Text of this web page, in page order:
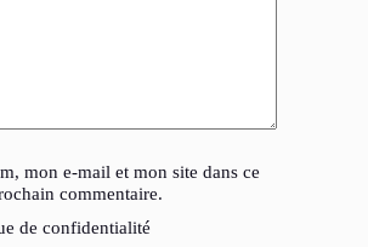
mon e-mail et mon site dans ce
commentaire.
de confidentialité